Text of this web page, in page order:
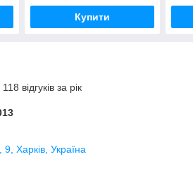
Купити
відгуків за рік
Харків, Україна